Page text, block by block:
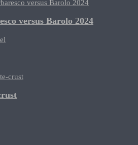
versus Barolo 2024